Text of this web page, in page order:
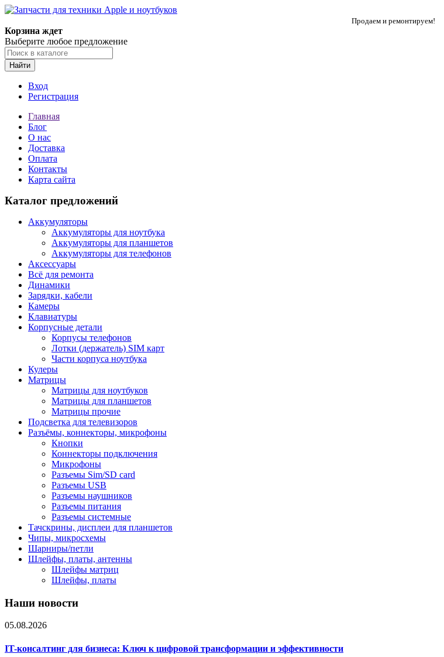
Продаем и ремонтируем!
Корзина ждет
Выберите любое предложение
Найти
Вход
Регистрация
Главная
Блог
О нас
Доставка
Оплата
Контакты
Карта сайта
Каталог предложений
Аккумуляторы
Аккумуляторы для ноутбука
Аккумуляторы для планшетов
Аккумуляторы для телефонов
Аксессуары
Всё для ремонта
Динамики
Зарядки, кабели
Камеры
Клавиатуры
Корпусные детали
Корпусы телефонов
Лотки (держатель) SIM карт
Части корпуса ноутбука
Кулеры
Матрицы
Матрицы для ноутбуков
Матрицы для планшетов
Матрицы прочие
Подсветка для телевизоров
Разъёмы, коннекторы, микрофоны
Кнопки
Коннекторы подключения
Микрофоны
Разъемы Sim/SD card
Разъемы USB
Разъемы наушников
Разъемы питания
Разъемы системные
Тачскрины, дисплеи для планшетов
Чипы, микросхемы
Шарниры/петли
Шлейфы, платы, антенны
Шлейфы матриц
Шлейфы, платы
Наши новости
05.08.2026
IT-консалтинг для бизнеса: Ключ к цифровой трансформации и эффективности